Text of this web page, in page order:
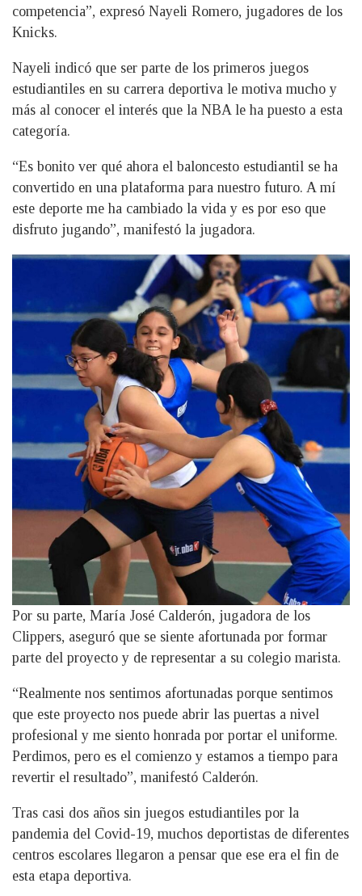
competencia”, expresó Nayeli Romero, jugadores de los
Knicks.
Nayeli indicó que ser parte de los primeros juegos
estudiantiles en su carrera deportiva le motiva mucho y
más al conocer el interés que la NBA le ha puesto a esta
categoría.
“Es bonito ver qué ahora el baloncesto estudiantil se ha
convertido en una plataforma para nuestro futuro. A mí
este deporte me ha cambiado la vida y es por eso que
disfruto jugando”, manifestó la jugadora.
Por su parte, María José Calderón, jugadora de los
Clippers, aseguró que se siente afortunada por formar
parte del proyecto y de representar a su colegio marista.
“Realmente nos sentimos afortunadas porque sentimos
que este proyecto nos puede abrir las puertas a nivel
profesional y me siento honrada por portar el uniforme.
Perdimos, pero es el comienzo y estamos a tiempo para
revertir el resultado”, manifestó Calderón.
Tras casi dos años sin juegos estudiantiles por la
pandemia del Covid-19, muchos deportistas de diferentes
centros escolares llegaron a pensar que ese era el fin de
esta etapa deportiva.